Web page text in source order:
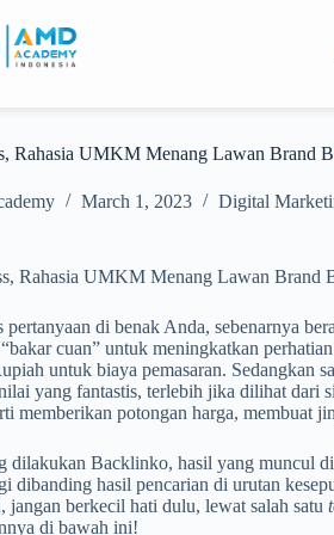
Rahasia UMKM Menang Lawan Brand
March 1, 2023 Digital
Rahasia UMKM Menang Lawan Brand
pertanyaan di benak Anda, sebenarnya
cuan” untuk meningkatkan
untuk biaya pemasaran. Sedangkan
yang fantastis, terlebih jika dilihat dari
memberikan potongan harga, membuat
dilakukan Backlinko, hasil yang muncul
dibanding hasil pencarian di urutan
jangan berkecil hati dulu, lewat salah satu
di bawah ini!